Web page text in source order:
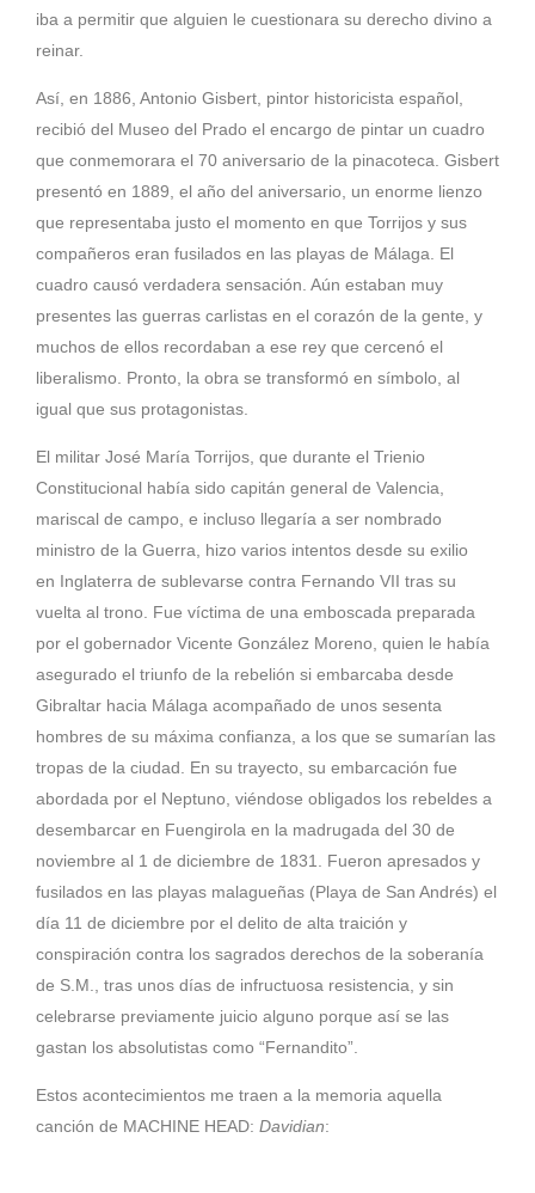
iba a permitir que alguien le cuestionara su derecho divino a
reinar.
Así, en 1886, Antonio Gisbert, pintor historicista español,
recibió del Museo del Prado el encargo de pintar un cuadro
que conmemorara el 70 aniversario de la pinacoteca. Gisbert
presentó en 1889, el año del aniversario, un enorme lienzo
que representaba justo el momento en que Torrijos y sus
compañeros eran fusilados en las playas de Málaga. El
cuadro causó verdadera sensación. Aún estaban muy
presentes las guerras carlistas en el corazón de la gente, y
muchos de ellos recordaban a ese rey que cercenó el
liberalismo. Pronto, la obra se transformó en símbolo, al
igual que sus protagonistas.
El militar José María Torrijos, que durante el Trienio
Constitucional había sido capitán general de Valencia,
mariscal de campo, e incluso llegaría a ser nombrado
ministro de la Guerra, hizo varios intentos desde su exilio
en Inglaterra de sublevarse contra Fernando VII tras su
vuelta al trono. Fue víctima de una emboscada preparada
por el gobernador Vicente González Moreno, quien le había
asegurado el triunfo de la rebelión si embarcaba desde
Gibraltar hacia Málaga acompañado de unos sesenta
hombres de su máxima confianza, a los que se sumarían las
tropas de la ciudad. En su trayecto, su embarcación fue
abordada por el Neptuno, viéndose obligados los rebeldes a
desembarcar en Fuengirola en la madrugada del 30 de
noviembre al 1 de diciembre de 1831. Fueron apresados y
fusilados en las playas malagueñas (Playa de San Andrés) el
día 11 de diciembre por el delito de alta traición y
conspiración contra los sagrados derechos de la soberanía
de S.M., tras unos días de infructuosa resistencia, y sin
celebrarse previamente juicio alguno porque así se las
gastan los absolutistas como “Fernandito”.
Estos acontecimientos me traen a la memoria aquella
canción de MACHINE HEAD: Davidian: